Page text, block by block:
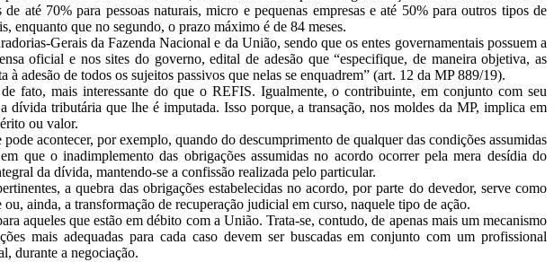
até 70% para pessoas naturais, micro e pequenas empresas e até 50% para outros tipos de
enquanto que no segundo, o prazo máximo é de 84 meses.
Gerais da Fazenda Nacional e da União, sendo que os entes governamentais possuem a
oficial e nos sites do governo, edital de adesão que “especifique, de maneira objetiva, as
adesão de todos os sujeitos passivos que nelas se enquadrem” (art. 12 da MP 889/19).
fato, mais interessante do que o REFIS. Igualmente, o contribuinte, em conjunto com seu
tributária que lhe é imputada. Isso porque, a transação, nos moldes da MP, implica em
ou valor.
acontecer, por exemplo, quando do descumprimento de qualquer das condições assumidas
que o inadimplemento das obrigações assumidas no acordo ocorrer pela mera desídia do
da dívida, mantendo-se a confissão realizada pelo particular.
a quebra das obrigações estabelecidas no acordo, por parte do devedor, serve como
ainda, a transformação de recuperação judicial em curso, naquele tipo de ação.
aqueles que estão em débito com a União. Trata-se, contudo, de apenas mais um mecanismo
mais adequadas para cada caso devem ser buscadas em conjunto com um profissional
durante a negociação.